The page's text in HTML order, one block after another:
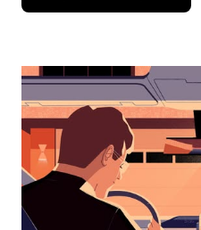
de
de
te
openen
een
datum
te
selecteren.
Druk